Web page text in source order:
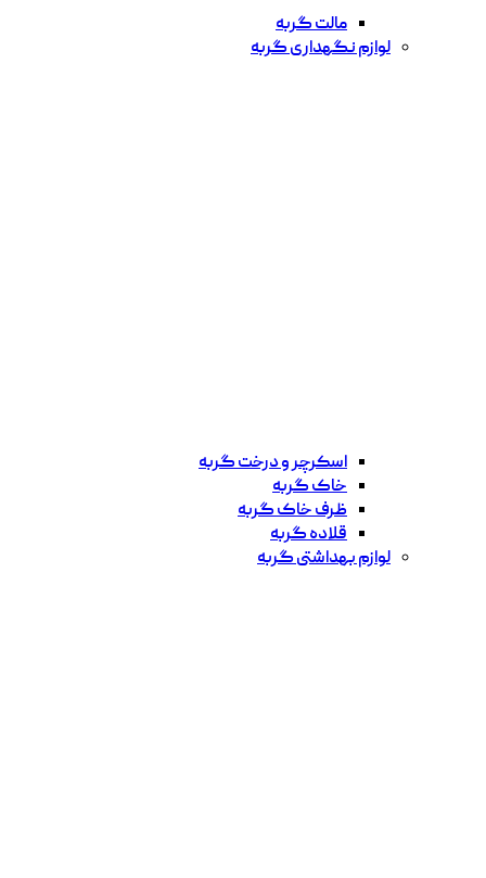
مالت گربه
لوازم نگهداری گربه
اسکرچر و درخت گربه
خاک گربه
ظرف خاک گربه
قلاده گربه
لوازم بهداشتی گربه